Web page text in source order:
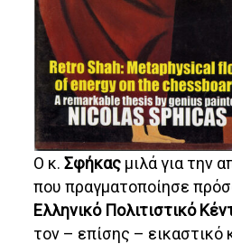
Ο κ.Σφήκας μιλά για την
που πραγματοποίησε
Ελληνικό Πολιτιστικό
τον – επίσης – εικαστικό